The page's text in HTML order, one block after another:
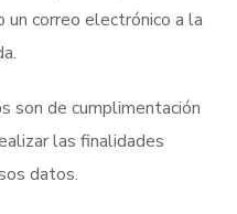
un correo electrónico a la
son de cumplimentación
las finalidades
datos.